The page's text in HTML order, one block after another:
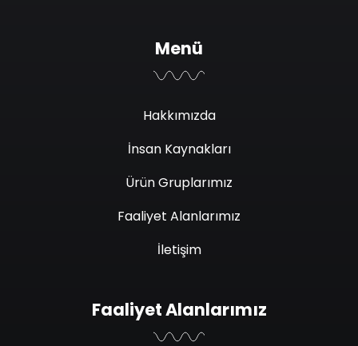
Menü
Hakkımızda
İnsan Kaynakları
Ürün Gruplarımız
Faaliyet Alanlarımız
İletişim
Faaliyet Alanlarımız